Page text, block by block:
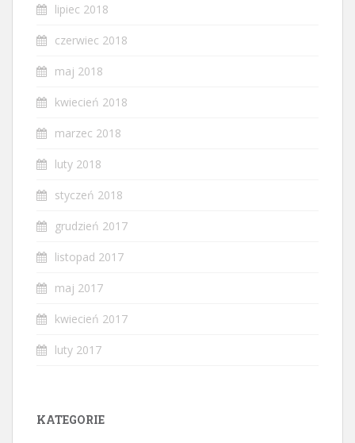
lipiec 2018
czerwiec 2018
maj 2018
kwiecień 2018
marzec 2018
luty 2018
styczeń 2018
grudzień 2017
listopad 2017
maj 2017
kwiecień 2017
luty 2017
KATEGORIE